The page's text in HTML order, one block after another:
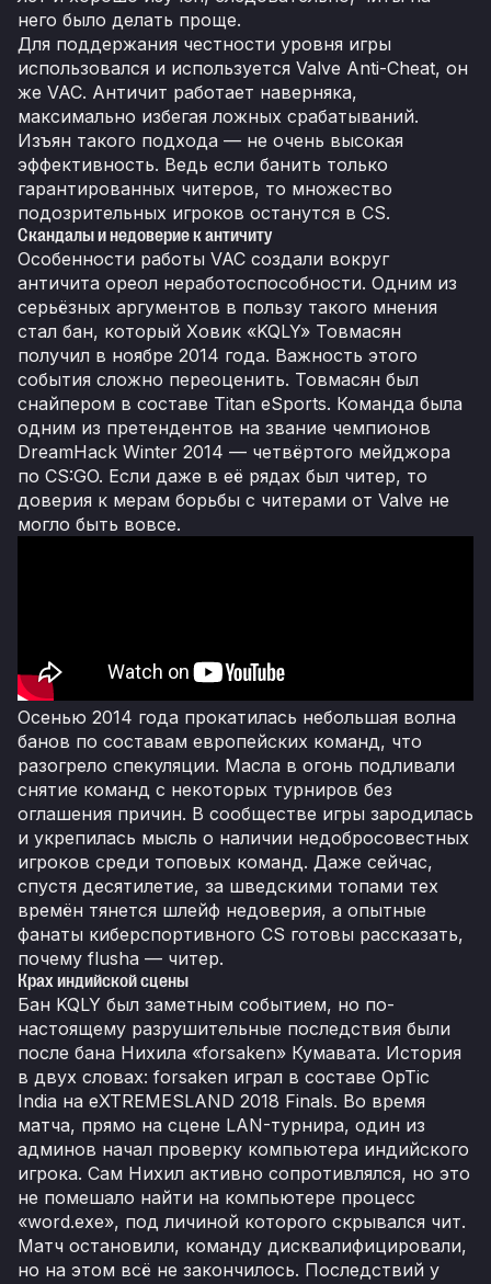
него было делать проще.
Для поддержания честности уровня игры
использовался и используется Valve Anti-Cheat, он
же VAC. Античит работает наверняка,
максимально избегая ложных срабатываний.
Изъян такого подхода — не очень высокая
эффективность. Ведь если банить только
гарантированных читеров, то множество
подозрительных игроков останутся в CS.
Скандалы и недоверие к античиту
Особенности работы VAC создали вокруг
античита ореол неработоспособности. Одним из
серьёзных аргументов в пользу такого мнения
стал бан, который Ховик «KQLY» Товмасян
получил в ноябре 2014 года. Важность этого
события сложно переоценить. Товмасян был
снайпером в составе Titan eSports. Команда была
одним из претендентов на звание чемпионов
DreamHack Winter 2014 — четвёртого мейджора
по CS:GO. Если даже в её рядах был читер, то
доверия к мерам борьбы с читерами от Valve не
могло быть вовсе.
Осенью 2014 года прокатилась небольшая волна
банов по составам европейских команд, что
разогрело спекуляции. Масла в огонь подливали
снятие команд с некоторых турниров без
оглашения причин. В сообществе игры зародилась
и укрепилась мысль о наличии недобросовестных
игроков среди топовых команд. Даже сейчас,
спустя десятилетие, за шведскими топами тех
времён тянется шлейф недоверия, а опытные
фанаты киберспортивного CS готовы рассказать,
почему flusha — читер.
Крах индийской сцены
Бан KQLY был заметным событием, но по-
настоящему разрушительные последствия были
после бана Нихила «forsaken» Кумавата. История
в двух словах: forsaken играл в составе OpTic
India на eXTREMESLAND 2018 Finals. Во время
матча, прямо на сцене LAN-турнира, один из
админов начал проверку компьютера индийского
игрока. Сам Нихил активно сопротивлялся, но это
не помешало найти на компьютере процесс
«word.exe», под личиной которого скрывался чит.
Матч остановили, команду дисквалифицировали,
но на этом всё не закончилось. Последствий у